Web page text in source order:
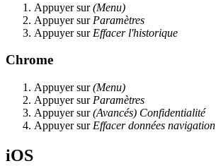
Appuyer sur(Menu)
Appuyer sur Paramètres
Appuyer sur Effacer l'historique
Chrome
Appuyer sur(Menu)
Appuyer sur Paramètres
Appuyer sur(Avancés) Confidentialité
Appuyer sur Effacer données navigation
iOS